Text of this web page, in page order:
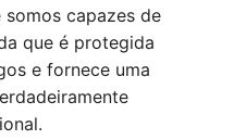
somos capazes de
que é protegida
e fornece uma